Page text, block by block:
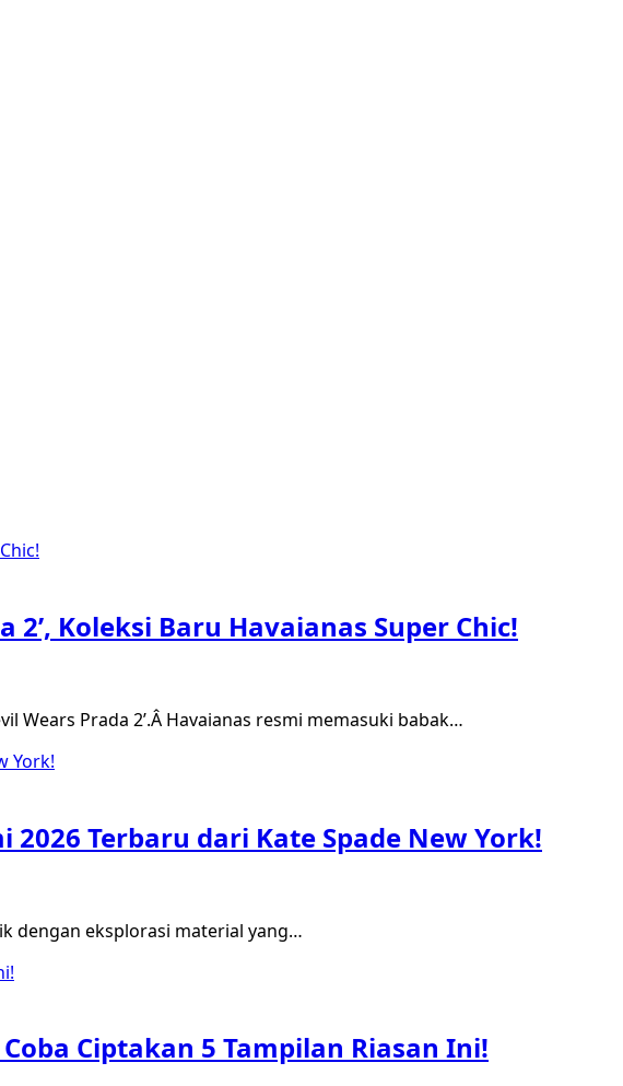
Koleksi Baru Havaianas Super Chic!
Wears Prada 2’.Â Havaianas resmi memasuki babak…
Terbaru dari Kate Spade New York!
dengan eksplorasi material yang…
Ciptakan 5 Tampilan Riasan Ini!